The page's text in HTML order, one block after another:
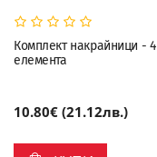
Комплект накрайници - 4
елемента
10.80€ (21.12лв.)